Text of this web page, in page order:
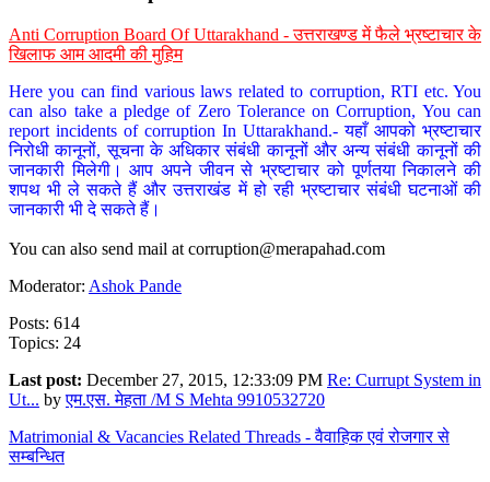
Anti Corruption Board Of Uttarakhand - उत्तराखण्ड में फैले भ्रष्टाचार के
खिलाफ आम आदमी की मुहिम
Here you can find various laws related to corruption, RTI etc. You
can also take a pledge of Zero Tolerance on Corruption, You can
report incidents of corruption In Uttarakhand.- यहाँ आपको भ्रष्टाचार
निरोधी कानूनों, सूचना के अधिकार संबंधी कानूनों और अन्य संबंधी कानूनों की
जानकारी मिलेगी। आप अपने जीवन से भ्रष्टाचार को पूर्णतया निकालने की
शपथ भी ले सकते हैं और उत्तराखंड में हो रही भ्रष्टाचार संबंधी घटनाओं की
जानकारी भी दे सकते हैं।
You can also send mail at corruption@merapahad.com
Moderator: Ashok Pande
Posts: 614
Topics: 24
Last post: December 27, 2015, 12:33:09 PM Re: Currupt System in
Ut... byएम.एस. मेहता /M S Mehta 9910532720
Matrimonial & Vacancies Related Threads - वैवाहिक एवं रोजगार से
सम्बन्धित